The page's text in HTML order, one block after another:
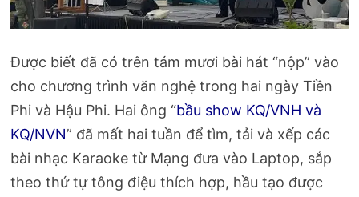
Được biết đã có trên tám mươi bài hát “nộp” vào
cho chương trình văn nghệ trong hai ngày Tiền
Phi và Hậu Phi. Hai ông “bầu show KQ/VNH và
KQ/NVN” đã mất hai tuần để tìm, tải và xếp các
bài nhạc Karaoke từ Mạng đưa vào Laptop, sắp
theo thứ tự tông điệu thích hợp, hầu tạo được